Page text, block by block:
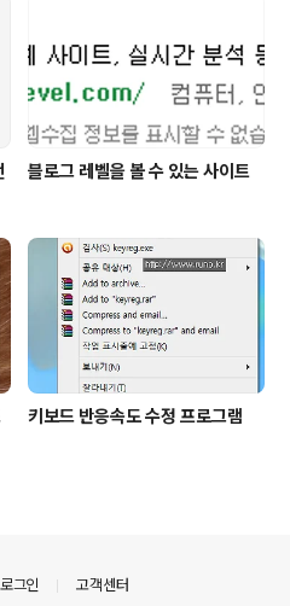
블로그 레벨을 볼 수 있는 사이트
키보드 반응속도 수정 프로그램
로그인 고객센터